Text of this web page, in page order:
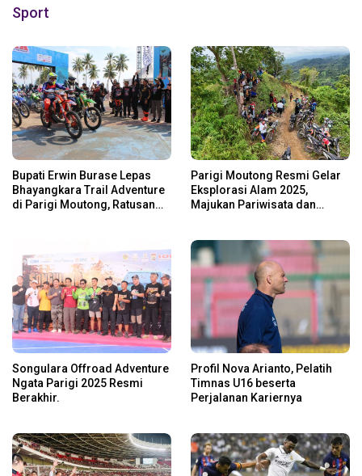
Sport
Bupati Erwin Burase Lepas
Bhayangkara Trail Adventure
di Parigi Moutong, Ratusan
Parigi Moutong Resmi Gelar
Eksplorasi Alam 2025,
Majukan Pariwisata dan
Songulara Offroad Adventure
Ngata Parigi 2025 Resmi
Berakhir.
Profil Nova Arianto, Pelatih
Timnas U16 beserta
Perjalanan Kariernya